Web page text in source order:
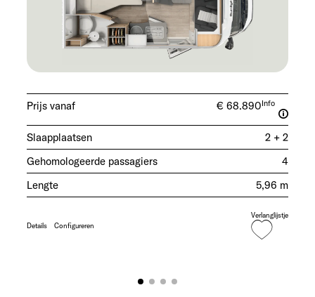
Prijs vanaf € 68.890Info
Slaapplaatsen
2 + 2
Gehomologeerde passagiers
4
Lengte
5,96 m
Details Configureren
Verlanglijstje